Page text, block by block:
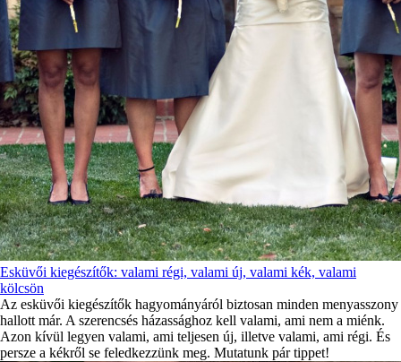
Esküvői kiegészítők: valami régi, valami új, valami kék, valami
kölcsön
Az esküvői kiegészítők hagyományáról biztosan minden menyasszony
hallott már. A szerencsés házassághoz kell valami, ami nem a miénk.
Azon kívül legyen valami, ami teljesen új, illetve valami, ami régi. És
persze a kékről se feledkezzünk meg. Mutatunk pár tippet!